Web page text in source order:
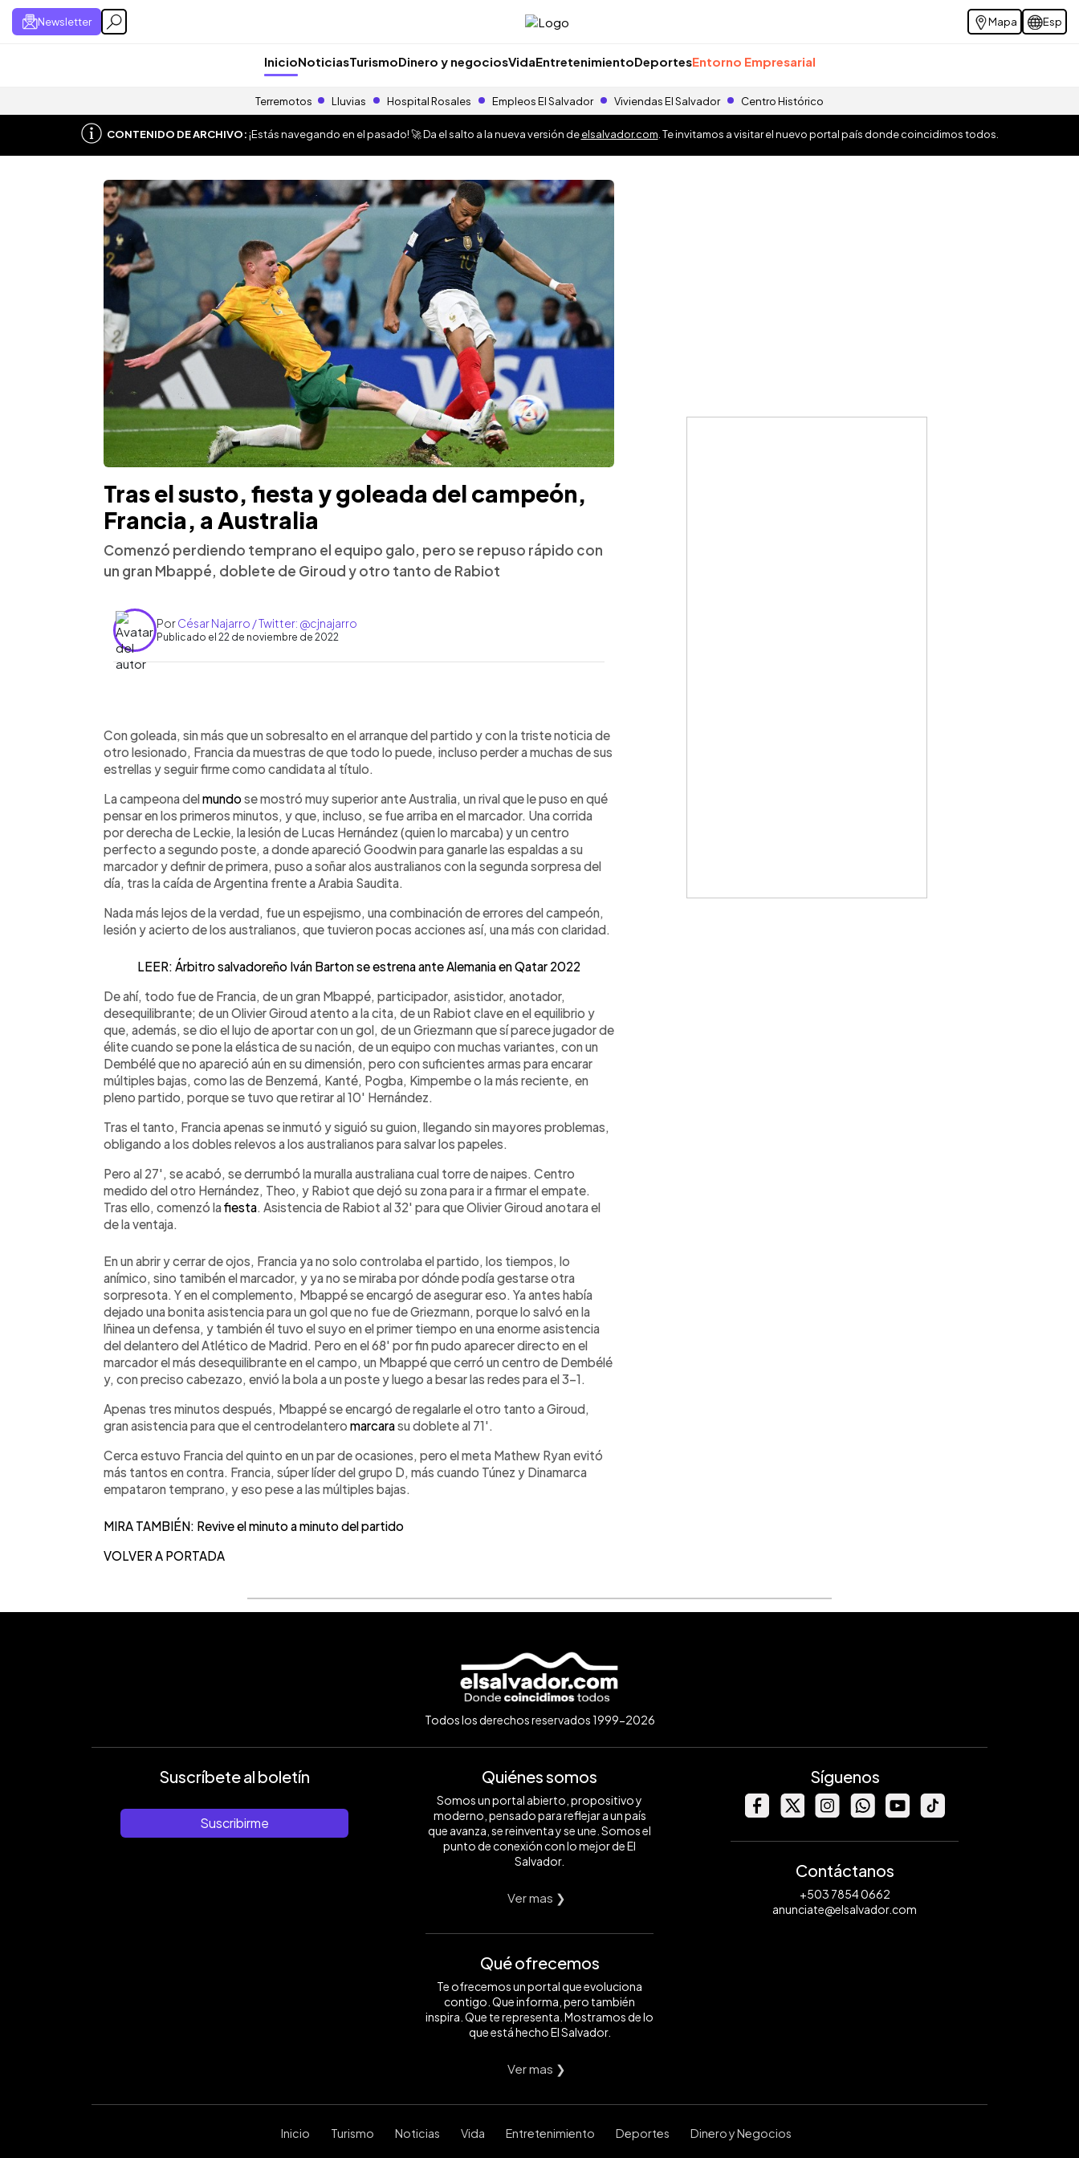
Newsletter Mapa Esp
InicioNoticiasTurismoDinero y negociosVidaEntretenimientoDeportesEntorno Empresarial
Terremotos Lluvias Hospital Rosales Empleos El Salvador Viviendas El Salvador Centro Histórico
CONTENIDO DE ARCHIVO:¡Estás navegando en el pasado! 🚀 Da el salto a la nueva versión deelsalvador.com . Te invitamos a visitar el nuevo portal país donde coincidimos todos.
Tras el susto, fiesta y goleada del campeón,
Francia, a Australia
Comenzó perdiendo temprano el equipo galo, pero se repuso rápido con
un gran Mbappé, doblete de Giroud y otro tanto de Rabiot
PorCésar Najarro / Twitter: @cjnajarro
Publicado el 22 de noviembre de 2022
Escuchar artículo
Con goleada, sin más que un sobresalto en el arranque del partido y con la triste noticia de
otro lesionado, Francia da muestras de que todo lo puede, incluso perder a muchas de sus
estrellas y seguir firme como candidata al título.
La campeona delmundose mostró muy superior ante Australia, un rival que le puso en qué
pensar en los primeros minutos, y que, incluso, se fue arriba en el marcador. Una corrida
por derecha de Leckie, la lesión de Lucas Hernández (quien lo marcaba) y un centro
perfecto a segundo poste, a donde apareció Goodwin para ganarle las espaldas a su
marcador y definir de primera, puso a soñar alos australianos con la segunda sorpresa del
día, tras la caída de Argentina frente a Arabia Saudita.
Nada más lejos de la verdad, fue un espejismo, una combinación de errores del campeón,
lesión y acierto de los australianos, que tuvieron pocas acciones así, una más con claridad.
LEER: Árbitro salvadoreño Iván Barton se estrena ante Alemania en Qatar 2022
De ahí, todo fue de Francia, de un gran Mbappé, participador, asistidor, anotador,
desequilibrante; de un Olivier Giroud atento a la cita, de un Rabiot clave en el equilibrio y
que, además, se dio el lujo de aportar con un gol, de un Griezmann que sí parece jugador de
élite cuando se pone la elástica de su nación, de un equipo con muchas variantes, con un
Dembélé que no apareció aún en su dimensión, pero con suficientes armas para encarar
múltiples bajas, como las de Benzemá, Kanté, Pogba, Kimpembe o la más reciente, en
pleno partido, porque se tuvo que retirar al 10' Hernández.
Tras el tanto, Francia apenas se inmutó y siguió su guion, llegando sin mayores problemas,
obligando a los dobles relevos a los australianos para salvar los papeles.
Pero al 27', se acabó, se derrumbó la muralla australiana cual torre de naipes. Centro
medido del otro Hernández, Theo, y Rabiot que dejó su zona para ir a firmar el empate.
Tras ello, comenzó lafiesta . Asistencia de Rabiot al 32' para que Olivier Giroud anotara el
de la ventaja.
En un abrir y cerrar de ojos, Francia ya no solo controlaba el partido, los tiempos, lo
anímico, sino tamibén el marcador, y ya no se miraba por dónde podía gestarse otra
sorpresota. Y en el complemento, Mbappé se encargó de asegurar eso. Ya antes había
dejado una bonita asistencia para un gol que no fue de Griezmann, porque lo salvó en la
lñinea un defensa, y también él tuvo el suyo en el primer tiempo en una enorme asistencia
del delantero del Atlético de Madrid. Pero en el 68' por fin pudo aparecer directo en el
marcador el más desequilibrante en el campo, un Mbappé que cerró un centro de Dembélé
y, con preciso cabezazo, envió la bola a un poste y luego a besar las redes para el 3-1.
Apenas tres minutos después, Mbappé se encargó de regalarle el otro tanto a Giroud,
gran asistencia para que el centrodelantero marcarasu doblete al 71'.
Cerca estuvo Francia del quinto en un par de ocasiones, pero el meta Mathew Ryan evitó
más tantos en contra. Francia, súper líder del grupo D, más cuando Túnez y Dinamarca
empataron temprano, y eso pese a las múltiples bajas.
MIRA TAMBIÉN: Revive el minuto a minuto del partido
VOLVER A PORTADA
Todos los derechos reservados 1999-2026
Suscríbete al boletín
Suscribirme
Quiénes somos
Somos un portal abierto, propositivo y
moderno, pensado para reflejar a un país
que avanza, se reinventa y se une. Somos el
punto de conexión con lo mejor de El
Salvador.
Ver mas ❯
Qué ofrecemos
Te ofrecemos un portal que evoluciona
contigo. Que informa, pero también
inspira. Que te representa. Mostramos de lo
que está hecho El Salvador.
Ver mas ❯
Síguenos
Contáctanos
+503 7854 0662
anunciate@elsalvador.com
Inicio Turismo Noticias Vida Entretenimiento Deportes Dinero y Negocios